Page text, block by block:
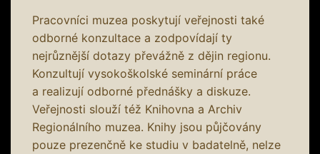
Pracovníci muzea poskytují veřejnosti také
odborné konzultace a zodpovídají ty
nejrůznější dotazy převážně z dějin regionu.
Konzultují vysokoškolské seminární práce
a realizují odborné přednášky a diskuze.
Veřejnosti slouží též Knihovna a Archiv
Regionálního muzea. Knihy jsou půjčovány
pouze prezenčně ke studiu v badatelně, nelze